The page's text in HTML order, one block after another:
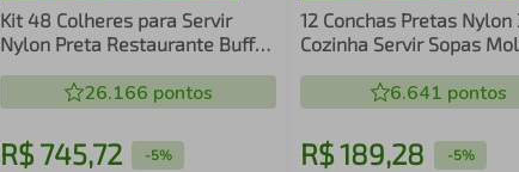
Kit 48 Colheres para Servir
Nylon Preta Restaurante Buffet
26.166 pontos
R$ 745,72 -5%
12 Conchas Pretas Nylon
Cozinha Servir Sopas
6.641 pontos
R$189,28 -5%